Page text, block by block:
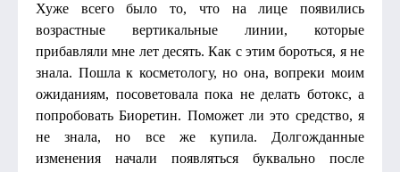
Хуже всего было то, что на лице появились
возрастные вертикальные линии, которые
прибавляли мне лет десять. Как с этим бороться, я не
знала. Пошла к косметологу, но она, вопреки моим
ожиданиям, посоветовала пока не делать ботокс, а
попробовать Биоретин. Поможет ли это средство, я
не знала, но все же купила. Долгожданные
изменения начали появляться буквально после